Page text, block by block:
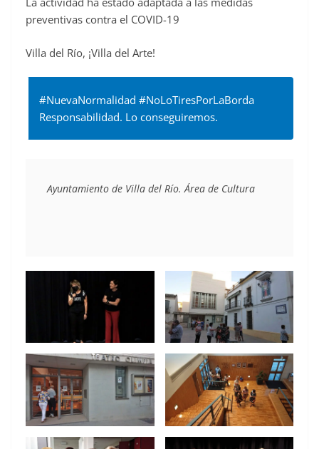
preventivas contra el COVID-19
Villa del Río, ¡Villa del Arte!
#NuevaNormalidad #NoLoTiresPorLaBorda
Responsabilidad. Lo conseguiremos.
Ayuntamiento de Villa del Río. Área de Cultura